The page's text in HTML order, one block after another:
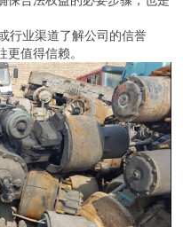
行业渠道了解公司的信誉
值得信赖。